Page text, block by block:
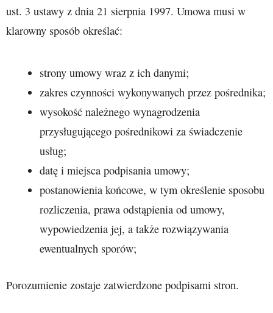
ust. 3 ustawy z dnia 21 sierpnia 1997. Umowa musi w
klarowny sposób określać:
strony umowy wraz z ich danymi;
zakres czynności wykonywanych przez pośrednika;
wysokość należnego wynagrodzenia
przysługującego pośrednikowi za świadczenie
usług;
datę i miejsca podpisania umowy;
postanowienia końcowe, w tym określenie sposobu
rozliczenia, prawa odstąpienia od umowy,
wypowiedzenia jej, a także rozwiązywania
ewentualnych sporów;
Porozumienie zostaje zatwierdzone podpisami stron.